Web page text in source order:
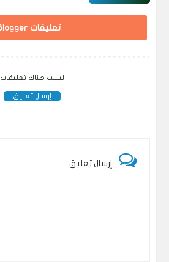
تعليقات Blogger
ليست هناك تعليقات
إرسال تعليق
إرسال تعليق